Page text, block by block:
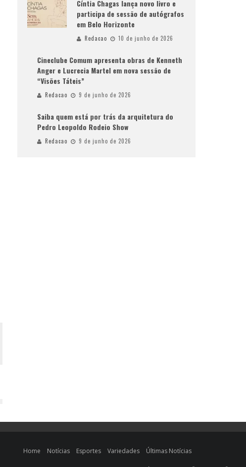
Cíntia Chagas lança novo livro e
participa de sessão de autógrafos
em Belo Horizonte
Redacao 10 de junho de 2026
Cineclube Comum apresenta obras de Kenneth
Anger e Lucrecia Martel em nova sessão de
“Visões Táteis”
Redacao 9 de junho de 2026
Saiba quem está por trás da arquitetura do
Pedro Leopoldo Rodeio Show
Redacao 9 de junho de 2026
Home Notícias Esportes Variedades Últimas Notícias